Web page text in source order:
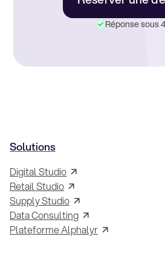
Réponse sous
Solutions
Digital Studio
Retail Studio
Supply Studio
Data Consulting
Plateforme Alphalyr